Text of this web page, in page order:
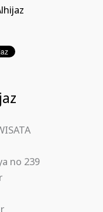
no 239